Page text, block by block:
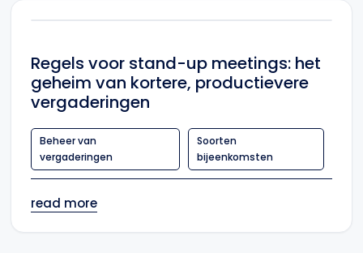
Regels voor stand-up meetings: het
geheim van kortere, productievere
vergaderingen
Beheer van
vergaderingen
Soorten
bijeenkomsten
read more